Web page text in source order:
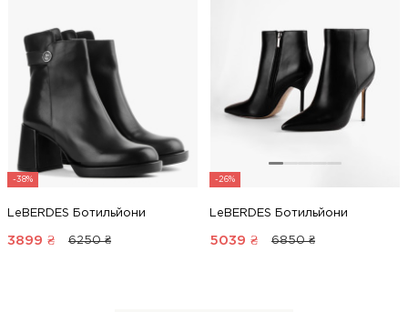
-38%
LeBERDES Ботильйони
3899 ₴ 6250 ₴
-26%
LeBERDES Ботильйони
5039 ₴ 6850 ₴